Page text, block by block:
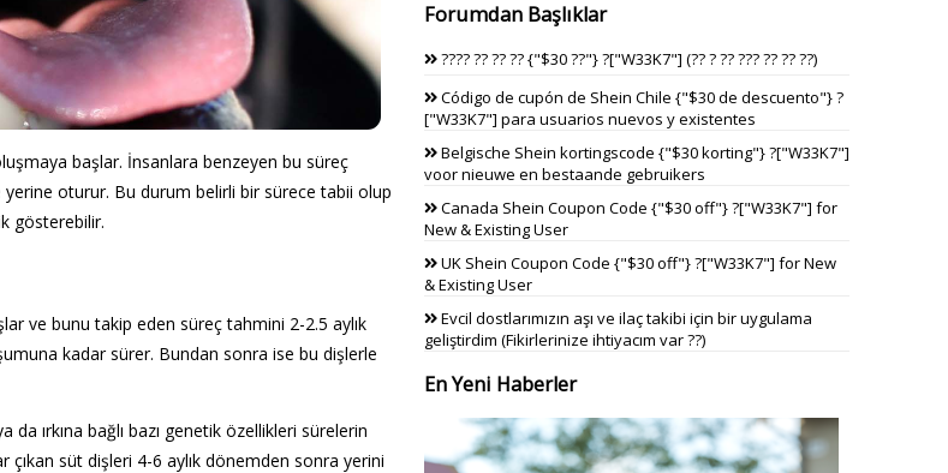
başlar. İnsanlara benzeyen bu süreç
yerine oturur. Bu durum belirli bir sürece tabii olup
gösterebilir.
ve bunu takip eden süreç tahmini 2-2.5 aylık
kadar sürer. Bundan sonra ise bu dişlerle
da ırkına bağlı bazı genetik özellikleri sürelerin
süt dişleri 4-6 aylık dönemden sonra yerini
Forumdan Başlıklar
???? ?? ?? ?? {"$30 ??"} ?["W33K7"] (?? ? ?? ??? ?? ?? ??)
Código de cupón de Shein Chile {"$30 de descuento"} ?
["W33K7"] para usuarios nuevos y existentes
Belgische Shein kortingscode {"$30 korting"} ?["W33K7"]
voor nieuwe en bestaande gebruikers
Canada Shein Coupon Code {"$30 off"} ?["W33K7"] for
New & Existing User
UK Shein Coupon Code {"$30 off"} ?["W33K7"] for New
& Existing User
Evcil dostlarımızın aşı ve ilaç takibi için bir uygulama
geliştirdim (Fikirlerinize ihtiyacım var ??)
En Yeni Haberler